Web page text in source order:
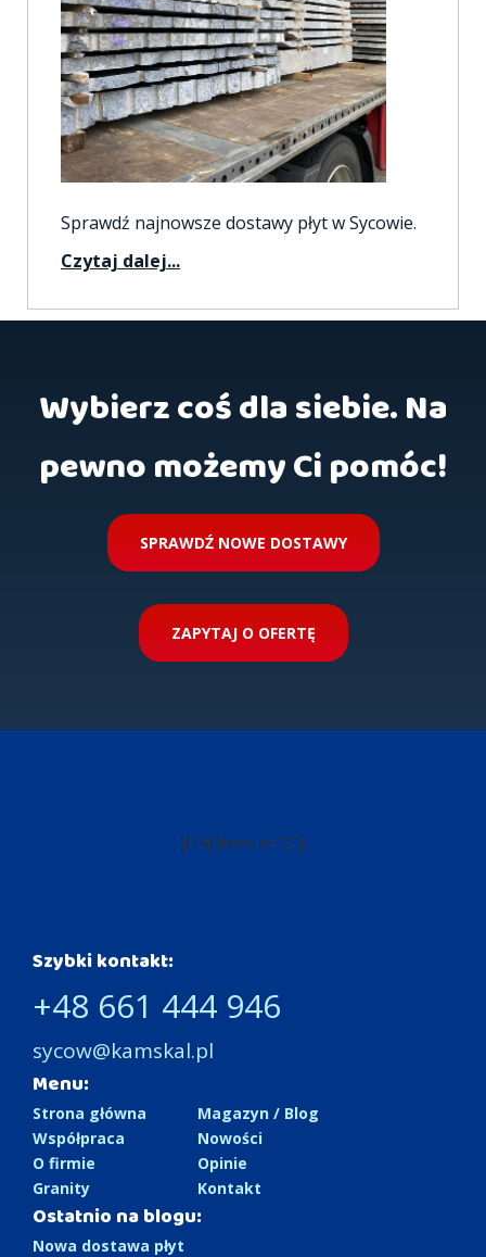
Sprawdź najnowsze dostawy płyt w Sycowie.
Czytaj dalej...
Wybierz coś dla siebie. Na
pewno możemy Ci pomóc!
SPRAWDŹ NOWE DOSTAWY
ZAPYTAJ O OFERTĘ
[FM_form id="2"]
Szybki kontakt:
+48 661 444 946
sycow@kamskal.pl
Menu:
Strona główna
Współpraca
O firmie
Granity
Magazyn / Blog
Nowości
Opinie
Kontakt
Ostatnio na blogu:
Nowa dostawa płyt